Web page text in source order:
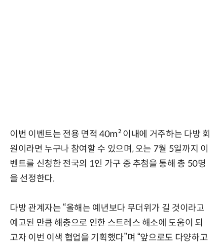
이번 이벤트는 전용 면적 40m² 이내에 거주하는 다방 회
원이라면 누구나 참여할 수 있으며, 오는 7월 5일까지 이
벤트를 신청한 전국의 1인 가구 중 추첨을 통해 총 50명
을 선정한다.
다방 관계자는 “올해는 예년보다 무더위가 길 것이라고
예고된 만큼 해충으로 인한 스트레스 해소에 도움이 되
고자 이번 이색 협업을 기획했다”며 “앞으로도 다양하고